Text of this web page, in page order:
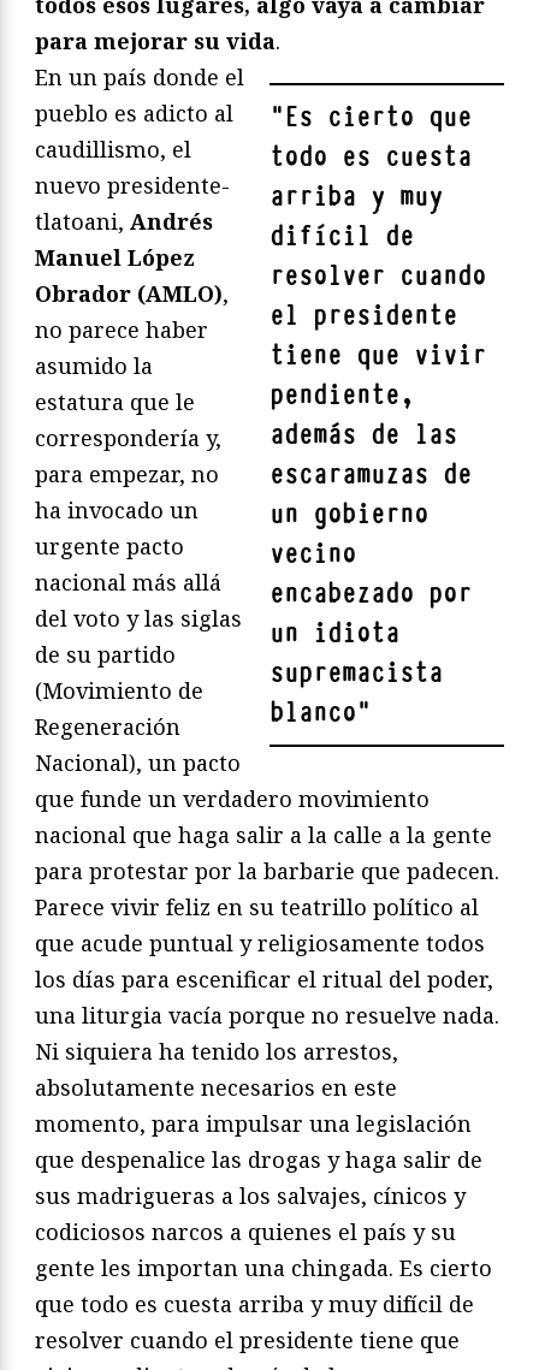
para mejorar su vida.
"Es cierto que
todo es cuesta
arriba y muy
difícil de
resolver cuando
el presidente
tiene que vivir
pendiente,
además de las
escaramuzas de
un gobierno
vecino
encabezado por
un idiota
supremacista
blanco"
En un país donde el
pueblo es adicto al
caudillismo, el
nuevo presidente-
tlatoani, Andrés
Manuel López
Obrador (AMLO),
no parece haber
asumido la
estatura que le
correspondería y,
para empezar, no
ha invocado un
urgente pacto
nacional más allá
del voto y las siglas
de su partido
(Movimiento de
Regeneración
Nacional), un pacto
que funde un verdadero movimiento
nacional que haga salir a la calle a la gente
para protestar por la barbarie que padecen.
Parece vivir feliz en su teatrillo político al
que acude puntual y religiosamente todos
los días para escenificar el ritual del poder,
una liturgia vacía porque no resuelve nada.
Ni siquiera ha tenido los arrestos,
absolutamente necesarios en este
momento, para impulsar una legislación
que despenalice las drogas y haga salir de
sus madrigueras a los salvajes, cínicos y
codiciosos narcos a quienes el país y su
gente les importan una chingada. Es cierto
que todo es cuesta arriba y muy difícil de
resolver cuando el presidente tiene que